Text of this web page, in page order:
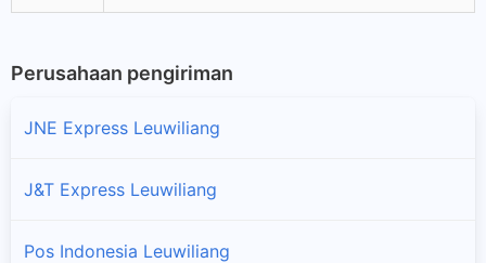
Perusahaan pengiriman
JNE Express Leuwiliang
J&T Express Leuwiliang
Pos Indonesia Leuwiliang